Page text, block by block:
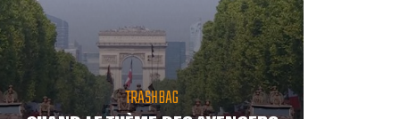
TRASHBAG